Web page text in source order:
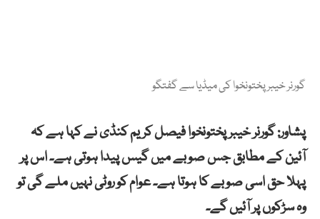
گورنر خیبر پختونخوا کی میڈیا سے گفتگو
پشاور: گورنر خیبر پختونخوا فیصل کریم کنڈی نے کہا ہے کہ
آئین کے مطابق جس صوبے میں گیس پیدا ہوتی ہے۔ اس پر
پہلا حق اسی صوبے کا ہوتا ہے۔ عوام کو روٹی نہیں ملے گی تو
وہ سڑکوں پر آئیں گے۔